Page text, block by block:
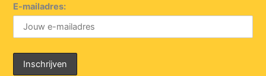
E-mailadres: